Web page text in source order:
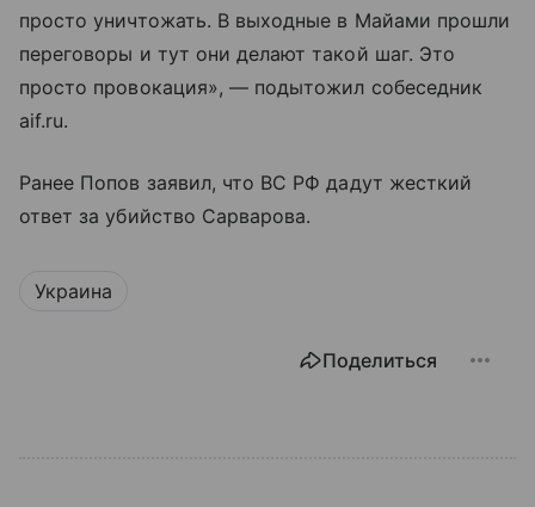
просто уничтожать. В выходные в Майами прошли
переговоры и тут они делают такой шаг. Это
просто провокация», — подытожил собеседник
aif.ru.
Ранее Попов заявил, что ВС РФ дадут жесткий
ответ за убийство Сарварова.
Украина
Поделиться